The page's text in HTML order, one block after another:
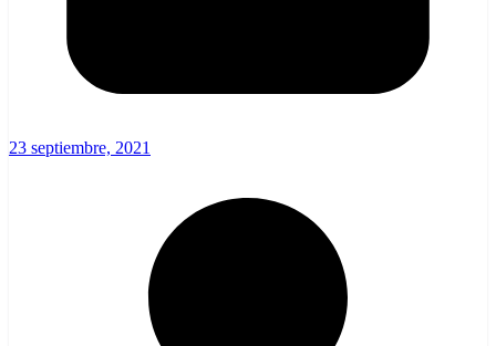
23 septiembre, 2021